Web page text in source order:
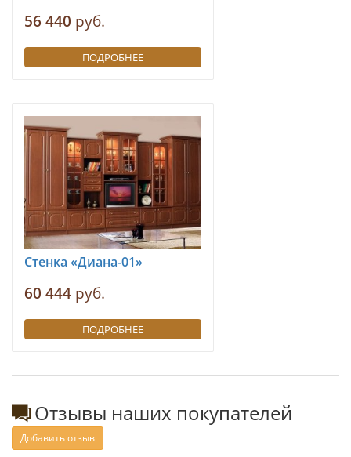
56 440 руб.
ПОДРОБНЕЕ
Стенка «Диана-01»
60 444 руб.
ПОДРОБНЕЕ
Отзывы наших покупателей
Добавить отзыв